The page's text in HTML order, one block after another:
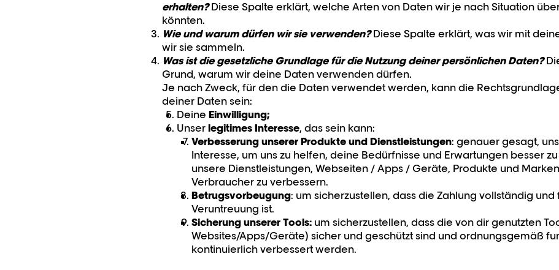
erhalten?Diese Spalte erklärt, welche Arten von Daten wir je nach Situation
könnten.
Wie und warum dürfen wir sie verwenden?Diese Spalte erklärt, was wir mit
wir sie sammeln.
Was ist die gesetzliche Grundlage für die Nutzung deiner persönlichen Daten?
Grund, warum wir deine Daten verwenden dürfen.
Je nach Zweck, für den die Daten verwendet werden, kann die
deiner Daten sein:
Deine Einwilligung;
Unser legitimes Interesse, das sein kann:
Verbesserung unserer Produkte und Dienstleistungen: genauer gesagt,
Interesse, um uns zu helfen, deine Bedürfnisse und Erwartungen besser
unsere Dienstleistungen, Webseiten / Apps / Geräte, Produkte und
Verbraucher zu verbessern.
Betrugsvorbeugung: um sicherzustellen, dass die Zahlung vollständig
Veruntreuung ist.
Sicherung unserer Tools: um sicherzustellen, dass die von dir genutzten
Websites/Apps/Geräte) sicher und geschützt sind und ordnungsgemäß
kontinuierlich verbessert werden.